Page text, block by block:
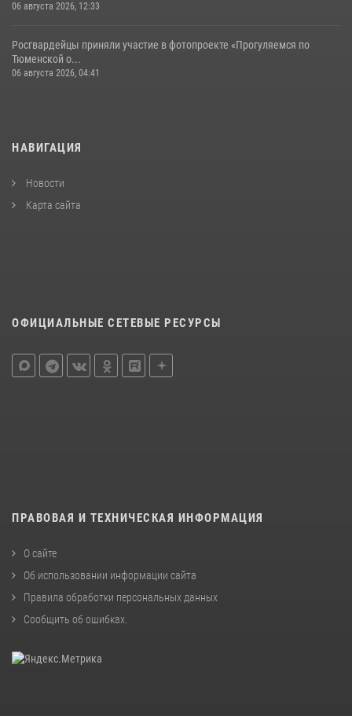
06 августа 2026, 12:33
Росгвардейцы приняли участие в фотопроекте «Прогуляемся по
Тюменской о...
06 августа 2026, 04:41
НАВИГАЦИЯ
Новости
Карта сайта
ОФИЦИАЛЬНЫЕ СЕТЕВЫЕ РЕСУРСЫ
ПРАВОВАЯ И ТЕХНИЧЕСКАЯ ИНФОРМАЦИЯ
О сайте
Об использовании информации сайта
Правила обработки персональных данных
Сообщить об ошибках.